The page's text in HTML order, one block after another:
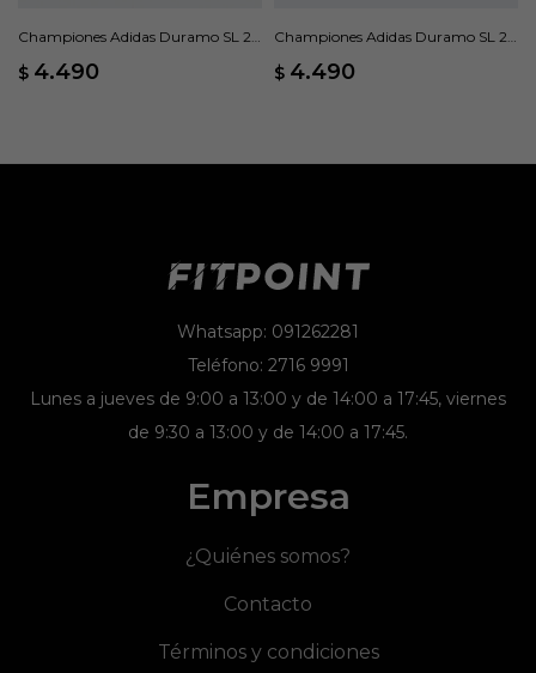
Championes Adidas Duramo SL 2 -
$ 4.490
Championes Adidas Duramo SL 2 -
$ 4.490
Whatsapp: 091262281
Teléfono: 2716 9991
Lunes a jueves de 9:00 a 13:00 y de 14:00 a 17:45, viernes
de 9:30 a 13:00 y de 14:00 a 17:45.
Empresa
¿Quiénes somos?
Contacto
Términos y condiciones